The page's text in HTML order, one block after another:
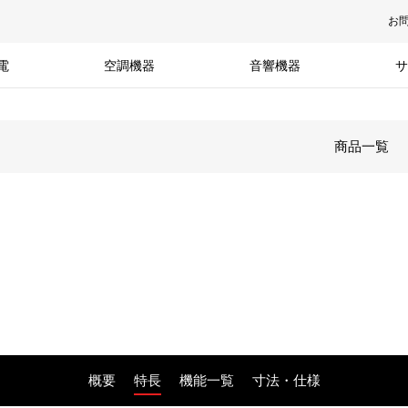
お
空調機器 音響機器
商品一覧
概要 特長 機能一覧 寸法・仕様